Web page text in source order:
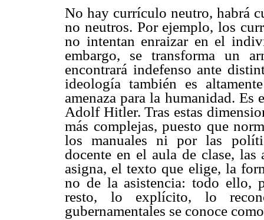
No hay currículo neutro, habrá
no neutros. Por ejemplo, los
no intentan enraizar en el
embargo, se transforma un
encontrará indefenso ante
ideología también es
amenaza para la humanidad.
Adolf Hitler. Tras estas
más complejas, puesto que
los manuales ni por las
docente en el aula de clase, las
asigna, el texto que elige, la
no de la asistencia: todo ello,
resto, lo explícito, lo
gubernamentales se conoce